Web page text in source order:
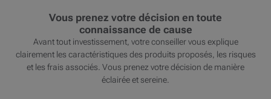
Vous prenez votre décision en toute
connaissance de cause
Avant tout investissement, votre conseiller vous explique
clairement les caractéristiques des produits proposés, les risques
et les frais associés. Vous prenez votre décision de manière
éclairée et sereine.